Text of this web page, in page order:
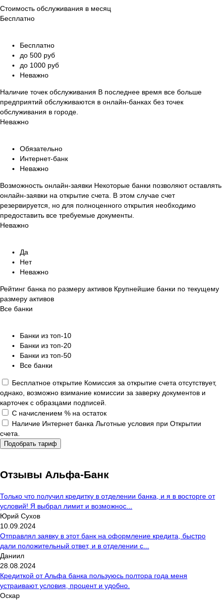
Стоимость обслуживания в месяц
Бесплатно
Бесплатно
до 500 руб
до 1000 руб
Неважно
Наличие точек обслуживания В последнее время все больше
предприятий обслуживаются в онлайн-банках без точек
обслуживания в городе.
Неважно
Обязательно
Интернет-банк
Неважно
Возможность онлайн-заявки Некоторые банки позволяют оставлять
онлайн-заявки на открытие счета. В этом случае счет
резервируется, но для полноценного открытия необходимо
предоставить все требуемые документы.
Неважно
Да
Нет
Неважно
Рейтинг банка по размеру активов Крупнейшие банки по текущему
размеру активов
Все банки
Банки из топ-10
Банки из топ-20
Банки из топ-50
Все банки
Бесплатное открытие Комиссия за открытие счета отсутствует,
однако, возможно взимание комиссии за заверку документов и
карточек с образцами подписей.
С начислением % на остаток
Наличие Интернет банка Льготные условия при Открытии
счета.
Подобрать тариф
Отзывы Альфа-Банк
Только что получил кредитку в отделении банка, и я в восторге от
условий! Я выбрал лимит и возможнос...
Юрий Сухов
10.09.2024
Отправлял заявку в этот банк на оформление кредита, быстро
дали положительный ответ, и в отделении с...
Даниил
28.08.2024
Кредиткой от Альфа банка пользуюсь полтора года меня
устраивают условия, процент и удобно.
Оскар